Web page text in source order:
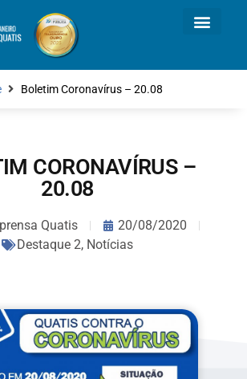
Boletim Coronavírus – 20.08
CORONAVÍRUS –
20.08
Quatis
20/08/2020
Destaque 2, Notícias